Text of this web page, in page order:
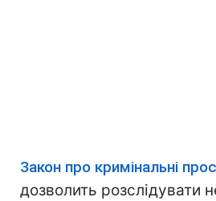
Закон про кримінальні
дозволить розслідувати